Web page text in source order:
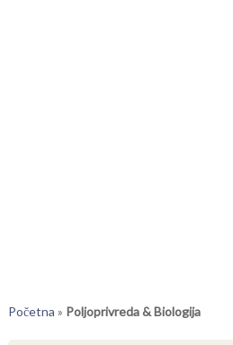
Početna » Poljoprivreda & Biologija